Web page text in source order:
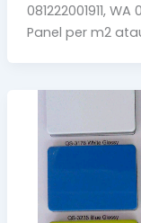
081222001911,
Panel per m2